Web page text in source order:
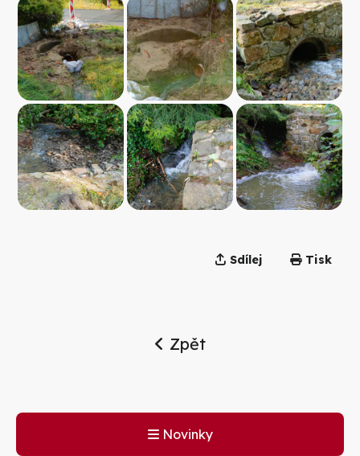
Sdílej Tisk
Zpět
Novinky